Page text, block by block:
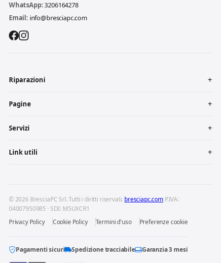
WhatsApp:3206164278
Email: info@bresciapc.com
Riparazioni
Pagine
Servizi
Link utili
© 2026 BresciaPC Srl. Tutti i diritti riservati. bresciapc.com P.IVA:
04007950985 · SDI: M5UXCR1
Privacy Policy
Cookie Policy Termini d'uso Preferenze cookie
Pagamenti sicuri Spedizione tracciabile Garanzia 3 mesi